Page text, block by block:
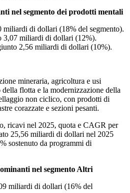
nel segmento dei prodotti mentali
miliardi di dollari (18% del segmento).
3,07 miliardi di dollari (12%).
2,56 miliardi di dollari (10%).
mineraria, agricoltura e usi
flotta e la modernizzazione della
non ciclico, con prodotti di
corazzate e sezioni pesanti.
ricavi nel 2025, quota e CAGR per
25,56 miliardi di dollari nel 2025
sostenuto da programmi di
nel segmento Altri
miliardi di dollari (16% del